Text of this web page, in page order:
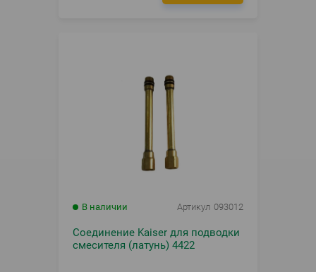
В наличии Артикул 093012
Соединение Kaiser для подводки
смесителя (латунь) 4422